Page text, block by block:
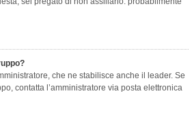
che ne stabilisce anche il leader. Se
contatta l’amministratore via posta elettronica